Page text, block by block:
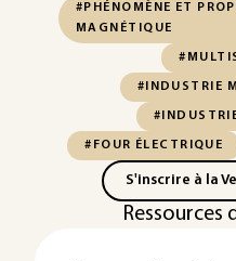
#PHÉNOMÈNE ET
MAGNÉTIQUE
#INDUSTRIE
#FOUR ÉLECTRIQUE
S'inscrire à la
Ressources